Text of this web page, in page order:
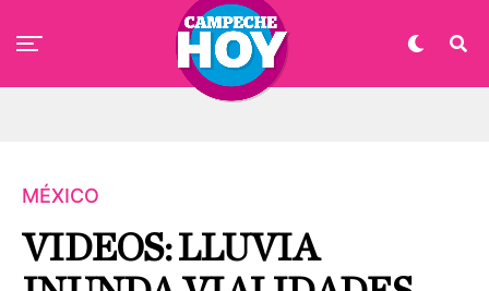
MÉXICO
VIDEOS: LLUVIA